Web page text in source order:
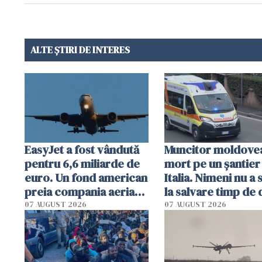
ALTE ȘTIRI DE INTERES
EasyJet a fost vândută
pentru 6,6 miliarde de
euro. Un fond american
preia compania aeriană
britanică
07 AUGUST 2026
Muncitor
mort pe un
Italia. Nimeni nu a
la salvare timp de
ore. Șase români,
07 AUGUST 2026